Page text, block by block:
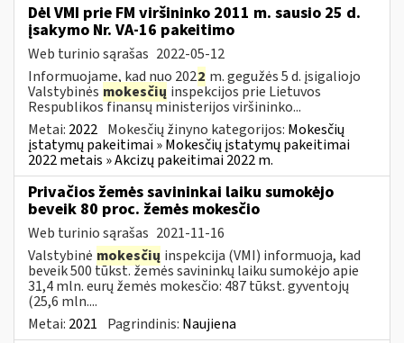
Dėl VMI prie FM viršininko 2011 m. sausio 25 d.
įsakymo Nr. VA-16 pakeitimo
Web turinio sąrašas 2022-05-12
Informuojame, kad nuo 2022 m. gegužės 5 d. įsigaliojo
Valstybinės mokesčių inspekcijos prie Lietuvos
Respublikos finansų ministerijos viršininko...
Metai: 2022 Mokesčių žinyno kategorijos: Mokesčių
įstatymų pakeitimai » Mokesčių įstatymų pakeitimai
2022 metais » Akcizų pakeitimai 2022 m.
Privačios žemės savininkai laiku sumokėjo
beveik 80 proc. žemės mokesčio
Web turinio sąrašas 2021-11-16
Valstybinė mokesčių inspekcija (VMI) informuoja, kad
beveik 500 tūkst. žemės savininkų laiku sumokėjo apie
31,4 mln. eurų žemės mokesčio: 487 tūkst. gyventojų
(25,6 mln....
Metai: 2021 Pagrindinis: Naujiena